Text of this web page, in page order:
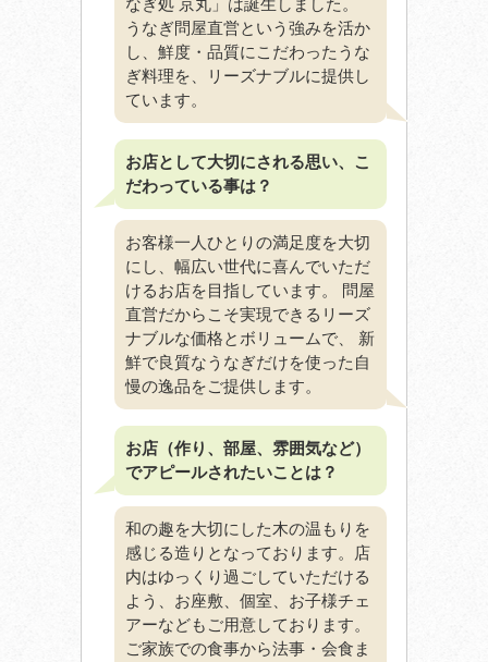
なぎ処 京丸」は誕生しました。
うなぎ問屋直営という強みを活か
し、鮮度・品質にこだわったうな
ぎ料理を、リーズナブルに提供し
ています。
お店として大切にされる思い、こ
だわっている事は？
お客様一人ひとりの満足度を大切
にし、幅広い世代に喜んでいただ
けるお店を目指しています。 問屋
直営だからこそ実現できるリーズ
ナブルな価格とボリュームで、 新
鮮で良質なうなぎだけを使った自
慢の逸品をご提供します。
お店（作り、部屋、雰囲気など）
でアピールされたいことは？
和の趣を大切にした木の温もりを
感じる造りとなっております。店
内はゆっくり過ごしていただける
よう、お座敷、個室、お子様チェ
アーなどもご用意しております。
ご家族での食事から法事・会食ま